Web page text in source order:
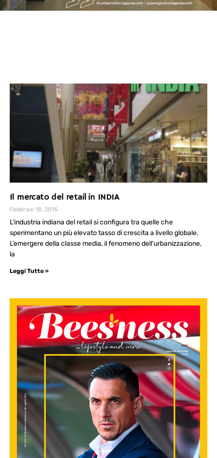
Il mercato del retail in INDIA
Febbraio 18, 2015
L’industria indiana del retail si configura tra quelle che
sperimentano un più elevato tasso di crescita a livello globale.
L’emergere della classe media, il fenomeno dell’urbanizzazione,
la
Leggi Tutto »